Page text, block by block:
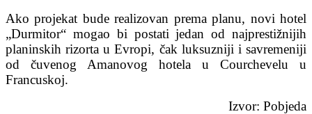
Ako projekat bude realizovan prema planu, novi hotel
„Durmitor“ mogao bi postati jedan od najprestižnijih
planinskih rizorta u Evropi, čak luksuzniji i savremeniji
od čuvenog Amanovog hotela u Courchevelu u
Francuskoj.
Izvor: Pobjeda